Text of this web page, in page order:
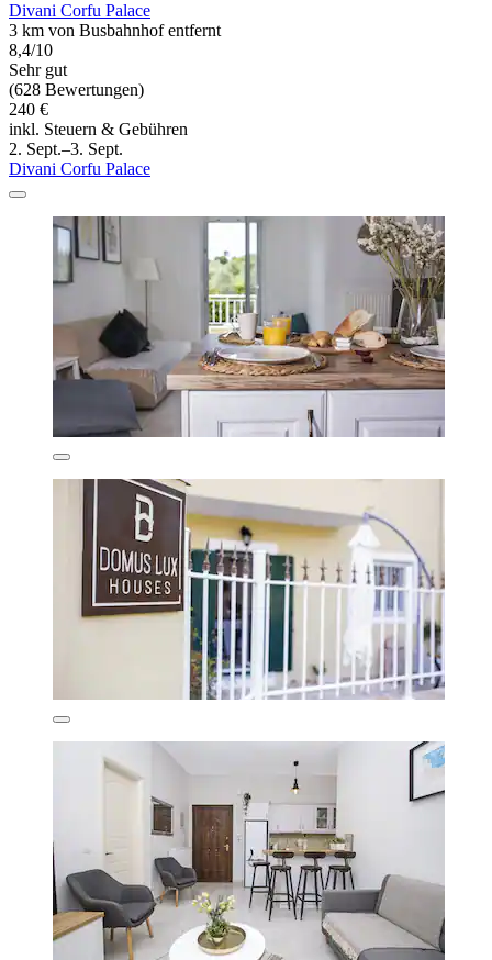
Divani Corfu Palace
3 km von Busbahnhof entfernt
8,4/10
Sehr gut
(628 Bewertungen)
240 €
inkl. Steuern & Gebühren
2. Sept.–3. Sept.
Divani Corfu Palace